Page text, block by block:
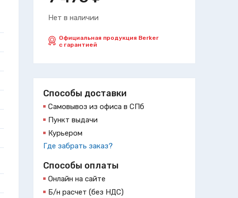
Нет в наличии
Официальная продукция Berker
с гарантией
Способы доставки
Самовывоз из офиса в СПб
Пункт выдачи
Курьером
Где забрать заказ?
Способы оплаты
Онлайн на сайте
Б/н расчет (без НДС)